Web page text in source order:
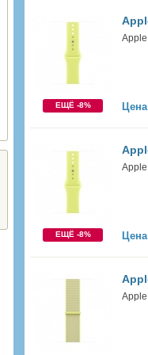
ЕЩЁ -8%
ЕЩЁ -8%